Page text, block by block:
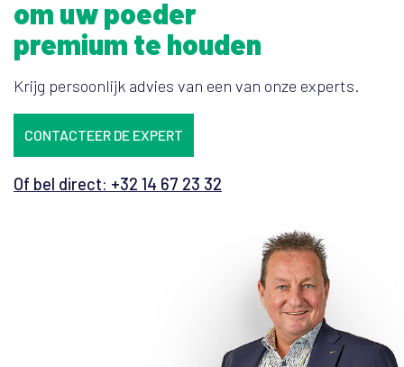
om uw poeder
premium te houden
Krijg persoonlijk advies van een van onze experts.
CONTACTEER DE EXPERT
Of bel direct: +32 14 67 23 32